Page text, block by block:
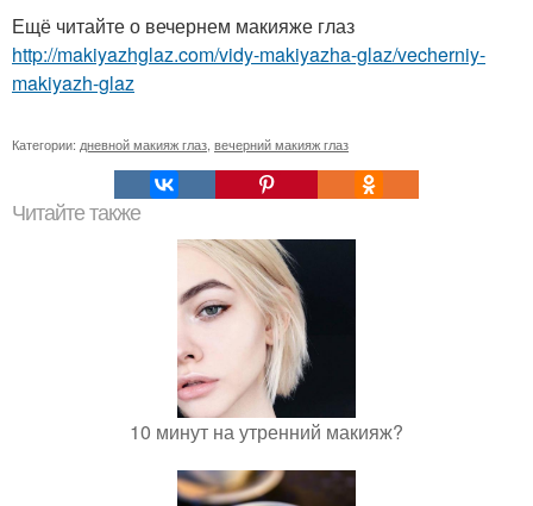
Ещё читайте о вечернем макияже глаз
http://makiyazhglaz.com/vidy-makiyazha-glaz/vecherniy-
makiyazh-glaz
Категории: дневной макияж глаз вечерний макияж глаз
Читайте также
10 минут на утренний макияж?